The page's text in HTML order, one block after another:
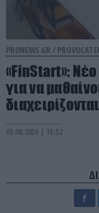
PRONEWS.GR /
«FinStart»:
για να
03.08.2026 | 15:52